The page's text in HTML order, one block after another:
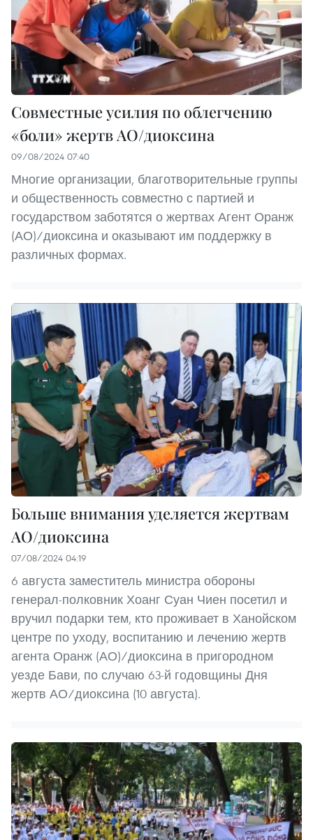
Совместные усилия по облегчению
«боли» жертв AO/диоксина
09/08/2024 07:40
Многие организации, благотворительные группы
и общественность совместно с партией и
государством заботятся о жертвах Агент Оранж
(АО)/диоксина и оказывают им поддержку в
различных формах.
Больше внимания уделяется жертвам
AO/диоксина
07/08/2024 04:19
6 августа заместитель министра обороны
генерал-полковник Хоанг Суан Чиен посетил и
вручил подарки тем, кто проживает в Ханойском
центре по уходу, воспитанию и лечению жертв
агента Оранж (АО)/диоксина в пригородном
уезде Бави, по случаю 63-й годовщины Дня
жертв АО/диоксина (10 августа).